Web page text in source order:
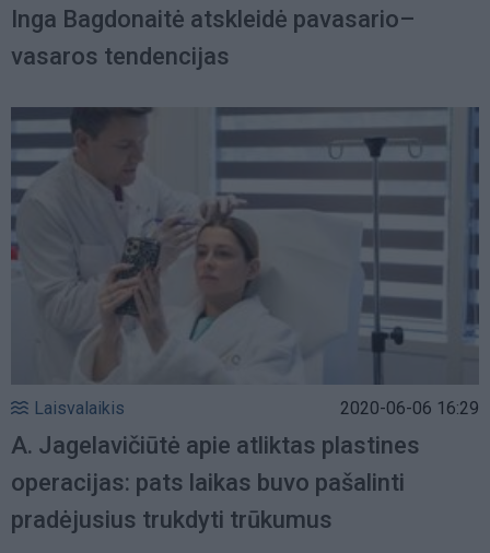
Inga Bagdonaitė atskleidė pavasario–
vasaros tendencijas
Laisvalaikis 2020-06-06 16:29
A. Jagelavičiūtė apie atliktas plastines
operacijas: pats laikas buvo pašalinti
pradėjusius trukdyti trūkumus